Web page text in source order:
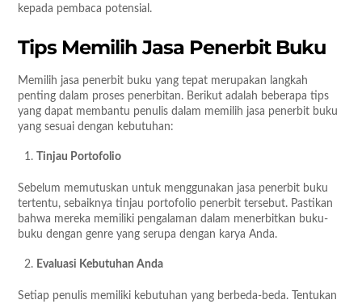
kepada pembaca potensial.
Tips Memilih Jasa Penerbit Buku
Memilih jasa penerbit buku yang tepat merupakan langkah
penting dalam proses penerbitan. Berikut adalah beberapa tips
yang dapat membantu penulis dalam memilih jasa penerbit buku
yang sesuai dengan kebutuhan:
Tinjau Portofolio
Sebelum memutuskan untuk menggunakan jasa penerbit buku
tertentu, sebaiknya tinjau portofolio penerbit tersebut. Pastikan
bahwa mereka memiliki pengalaman dalam menerbitkan buku-
buku dengan genre yang serupa dengan karya Anda.
Evaluasi Kebutuhan Anda
Setiap penulis memiliki kebutuhan yang berbeda-beda. Tentukan